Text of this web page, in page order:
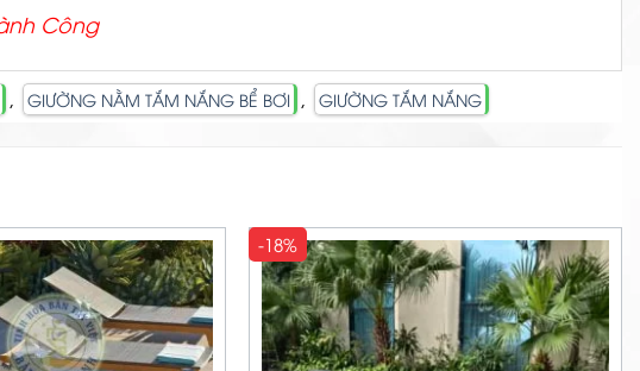
Công
, GIƯỜNG NẰM TẮM NẮNG BỂ BƠI , GIƯỜNG TẮM NẮNG
-18%